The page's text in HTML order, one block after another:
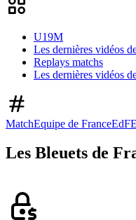
U19M
Les dernières vidéos
Replays matchs
Les dernières vidéos
MatchEquipe de FranceEdF
Les Bleuets de